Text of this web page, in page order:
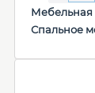
Спальное